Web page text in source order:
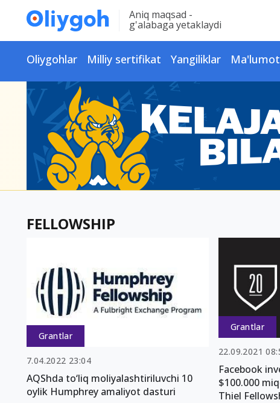
Aniq maqsad -
g'alabaga yetaklaydi
Oliygohlar Milliy sertifikat Yangiliklar
FELLOWSHIP
Grantlar
7.04.2022 23:04
AQShda to‘liq moliyalashtiriluvchi 10
oylik Humphrey amaliyot dasturi
Grantlar
22.09.2021
Facebook
$100.000
Thiel